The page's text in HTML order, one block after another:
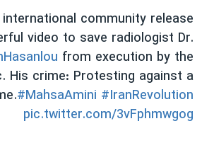
community release
video to save radiologist Dr.
from execution by the
His crime: Protesting against a
#MahsaAmini #IranRevolution
pic.twitter.com/3vFphmwgog